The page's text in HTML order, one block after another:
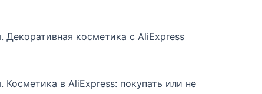
Декоративная косметика с AliExpress
Косметика в AliExpress: покупать или не